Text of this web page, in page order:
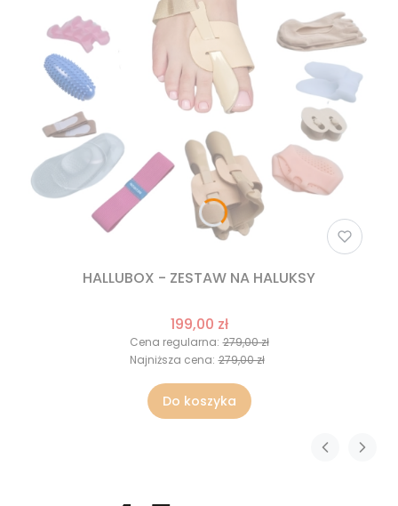
HALLUBOX - ZESTAW NA HALUKSY
199,00 zł
Cena regularna: 279,00 zł
Najniższa cena: 279,00 zł
Do koszyka